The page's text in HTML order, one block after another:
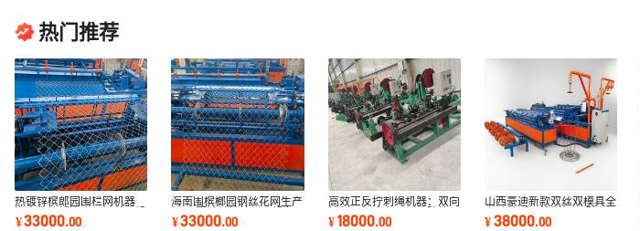
热门推荐
热镀锌槟郎园围栏网机器
海南数控折边卷网钢丝网设
备 圈地铁丝网
¥33000.00
海南围槟榔园钢丝花网生产
机器 圈地镀锌护栏网设备
低价勾花网机
¥33000.00
高效正反拧刺绳机器：双向
拧制，打造牢固耐用防护网
一人操作
¥18000.00
山西豪迪新款双丝双模具全
自动菱形网编制机器 矿用
支护勾花网机
¥38000.00